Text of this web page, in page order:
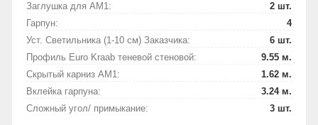
Заглушка для АМ1:
2 шт.
Гарпун:
4
Уст. Светильника (1-10 см) Заказчика:
6 шт.
Профиль Euro Kraab теневой стеновой:
9.55 м.
Скрытый карниз АМ1:
1.62 м.
Вклейка гарпуна:
3.24 м.
Сложный угол/ примыкание:
3 шт.